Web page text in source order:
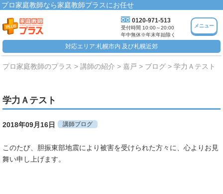
プロ家庭教師なら家庭教師プラスにお任せ
0120-971-513
受付時間 10:00～20:00
年中無休※年末年始除く
メニュー
対応エリア:札幌市内 及び札幌近郊
プロ家庭教師のプラス 講師の紹介 嘉戸 ブログ 学力Ａテスト
学力Ａテスト
2018年09月16日 講師ブログ
このたび、胆振東部地震により被害を受けられた方々に、心よりお見
舞い申し上げます。